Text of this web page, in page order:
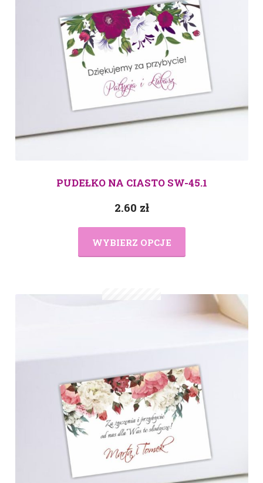
PUDEŁKO NA CIASTO SW-45.1
2.60 zł
WYBIERZ OPCJE